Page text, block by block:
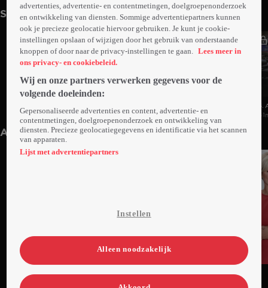
Seizoen 1
40min
41min
5.
Anderen kijken ook
programma
programma
advertenties, advertentie- en contentmetingen, doelgroepenonderzoek
en ontwikkeling van diensten. Sommige advertentiepartners kunnen
ook je precieze geolocatie hiervoor gebruiken. Je kunt je cookie-
instellingen opslaan of wijzigen door het gebruik van onderstaande
knoppen of door naar de privacy-instellingen te gaan.
Lees meer in
ons privacy- en cookiebeleid.
Wij en onze partners verwerken gegevens voor de
volgende doeleinden:
Gepersonaliseerde advertenties en content, advertentie- en
contentmetingen, doelgroepenonderzoek en ontwikkeling van
diensten. Precieze geolocatiegegevens en identificatie via het scannen
van apparaten.
Lijst met advertentiepartners
Instellen
Alleen noodzakelijk